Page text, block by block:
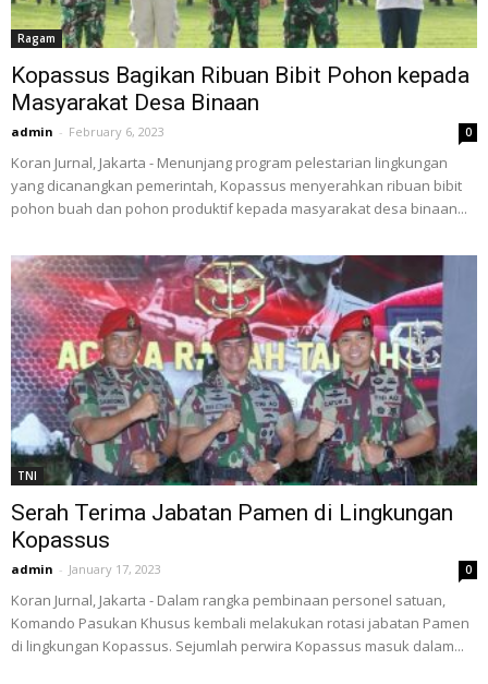
Ragam
Kopassus Bagikan Ribuan Bibit Pohon kepada
Masyarakat Desa Binaan
admin - February 6, 2023 0
Koran Jurnal, Jakarta - Menunjang program pelestarian lingkungan
yang dicanangkan pemerintah, Kopassus menyerahkan ribuan bibit
pohon buah dan pohon produktif kepada masyarakat desa binaan...
TNI
Serah Terima Jabatan Pamen di Lingkungan
Kopassus
admin - January 17, 2023 0
Koran Jurnal, Jakarta - Dalam rangka pembinaan personel satuan,
Komando Pasukan Khusus kembali melakukan rotasi jabatan Pamen
di lingkungan Kopassus. Sejumlah perwira Kopassus masuk dalam...